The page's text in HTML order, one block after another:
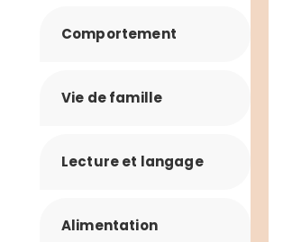
Comportement
Vie de famille
Lecture et langage
Alimentation